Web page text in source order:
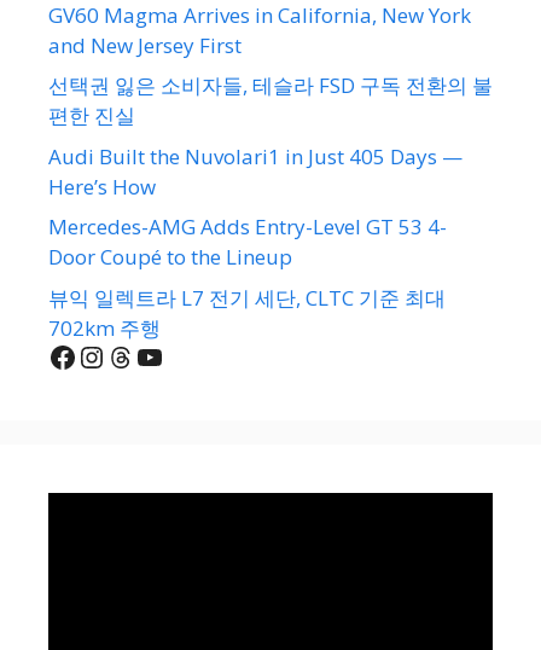
GV60 Magma Arrives in California, New York
and New Jersey First
선택권 잃은 소비자들, 테슬라 FSD 구독 전환의 불
편한 진실
Audi Built the Nuvolari1 in Just 405 Days —
Here’s How
Mercedes-AMG Adds Entry-Level GT 53 4-
Door Coupé to the Lineup
뷰익 일렉트라 L7 전기 세단, CLTC 기준 최대
702km 주행
Facebook
Instagram
Threads
YouTube